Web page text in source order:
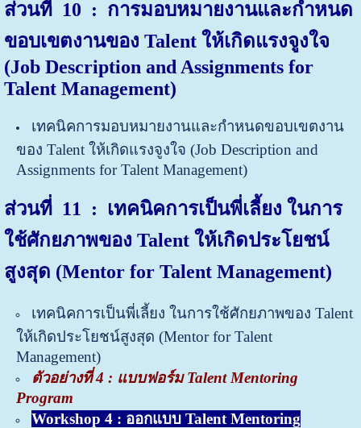
ส่วนที่ 10 : การมอบหมายงานและกำหนด
ขอบเขตงานของ Talent ให้เกิดแรงจูงใจ
(Job Description and Assignments for
Talent Management)
เทคนิคการมอบหมายงานและกำหนดขอบเขตงาน
ของ Talent ให้เกิดแรงจูงใจ (Job Description and
Assignments for Talent Management)
ส่วนที่ 11 : เทคนิคการเป็นพี่เลี้ยง ในการ
ใช้ศักยภาพของ Talent ให้เกิดประโยชน์
สูงสุด (Mentor for Talent Management)
เทคนิคการเป็นพี่เลี้ยง ในการใช้ศักยภาพของ Talent
ให้เกิดประโยชน์สูงสุด (Mentor for Talent
Management)
ตัวอย่างที่ 4 : แบบฟอร์ม Talent Mentoring
Program
Workshop 4 : ออกแบบ Talent Mentoring